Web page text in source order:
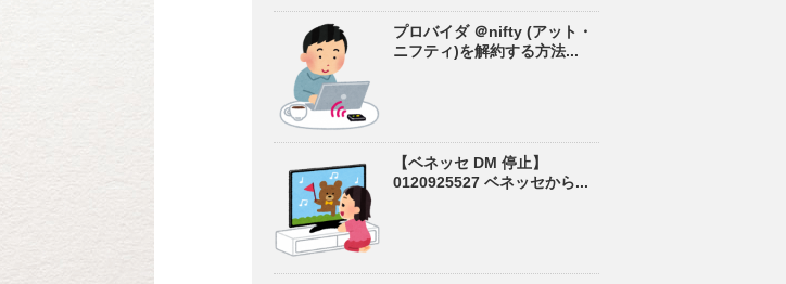
プロバイダ ＠nifty (アット・
ニフティ)を解約する方法...
【ベネッセ DM 停止】
0120925527 ベネッセから...